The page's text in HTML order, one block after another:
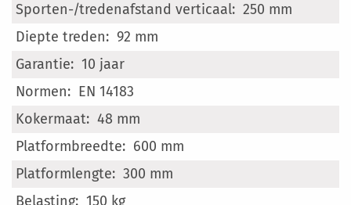
250 mm
92 mm
10 jaar
EN 14183
48 mm
600 mm
300 mm
150 kg